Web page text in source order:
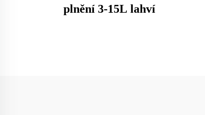
plnění 3-15L lahví